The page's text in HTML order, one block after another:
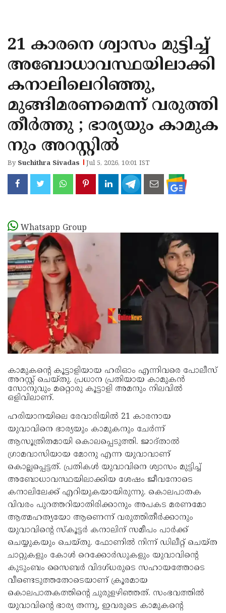
KANNUR
KASARAGOD
21 കാരനെ ശ്വാസം മുട്ടിച്ച്
അബോധാവസ്ഥയിലാക്കി
കനാലിലെറിഞ്ഞു,
മുങ്ങിമരണമെന്ന് വരുത്തി
തീര്‍ത്തു ; ഭാര്യയും കാമുക
നും അറസ്റ്റില്‍
By Suchithra Sivadas Jul 5, 2026, 10:01 IST
Whatsapp Group
കാമുകന്റെ കൂട്ടാളിയായ ഹരിഓം എന്നിവരെ പോലീസ്
അറസ്റ്റ് ചെയ്തു. പ്രധാന പ്രതിയായ കാമുകന്‍
സോനുവും മറ്റൊരു കൂട്ടാളി അമനും നിലവില്‍
ഒളിവിലാണ്.
ഹരിയാനയിലെ രേവാരിയില്‍ 21 കാരനായ
യുവാവിനെ ഭാര്യയും കാമുകനും ചേര്‍ന്ന്
ആസൂത്രിതമായി കൊലപ്പെടുത്തി. ജാദ്താല്‍
ഗ്രാമവാസിയായ മോനു എന്ന യുവാവാണ്
കൊല്ലപ്പെട്ടത്. പ്രതികള്‍ യുവാവിനെ ശ്വാസം മുട്ടിച്ച്
അബോധാവസ്ഥയിലാക്കിയ ശേഷം ജീവനോടെ
കനാലിലേക്ക് എറിയുകയായിരുന്നു. കൊലപാതക
വിവരം പുറത്തറിയാതിരിക്കാനും അപകട മരണമോ
ആത്മഹത്യയോ ആണെന്ന് വരുത്തിതീര്‍ക്കാനും
യുവാവിന്റെ സ്‌കൂട്ടര്‍ കനാലിന് സമീപം പാര്‍ക്ക്
ചെയ്യുകയും ചെയ്തു. ഫോണില്‍ നിന്ന് ഡിലീറ്റ് ചെയ്ത
ചാറ്റുകളും കോള്‍ റെക്കോര്‍ഡുകളും യുവാവിന്റെ
കുടുംബം സൈബര്‍ വിദഗ്ധരുടെ സഹായത്തോടെ
വീണ്ടെടുത്തതോടെയാണ് ക്രൂരമായ
കൊലപാതകത്തിന്റെ ചുരുളഴിഞ്ഞത്. സംഭവത്തില്‍
യുവാവിന്റെ ഭാര്യ തന്നു, ഇവരുടെ കാമുകന്റെ